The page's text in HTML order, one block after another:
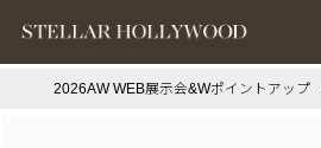
2026AW WEB展示会&Wポイントアップ